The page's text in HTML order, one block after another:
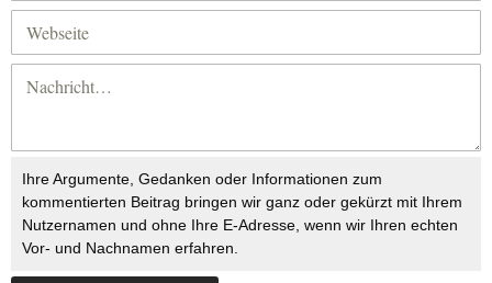
Ihre Argumente, Gedanken oder Informationen zum
kommentierten Beitrag bringen wir ganz oder gekürzt mit Ihrem
Nutzernamen und ohne Ihre E-Adresse, wenn wir Ihren echten
Vor- und Nachnamen erfahren.